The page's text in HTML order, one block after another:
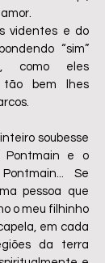
videntes e do
“sim”
como eles
tão bem lhes
soubesse
Pontmain e o
Se
pessoa que
o meu filhinho
em cada
da terra